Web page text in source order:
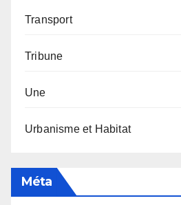
Transport
Tribune
Une
Urbanisme et Habitat
Méta